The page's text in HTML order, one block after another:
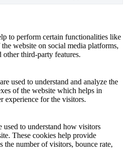
to perform certain functionalities like
website on social media platforms,
other third-party features.
used to understand and analyze the
of the website which helps in
experience for the visitors.
used to understand how visitors
These cookies help provide
the number of visitors, bounce rate,